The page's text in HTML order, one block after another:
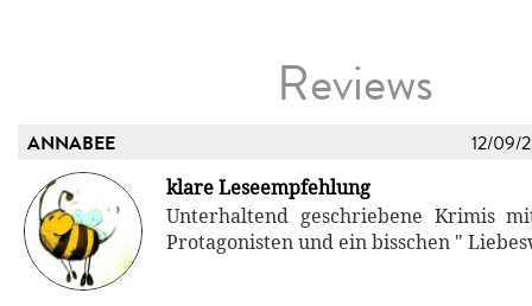
Reviews
ANNABEE 12/09/
klare Leseempfehlung
Unterhaltend geschriebene Krimis
Protagonisten und ein bisschen "